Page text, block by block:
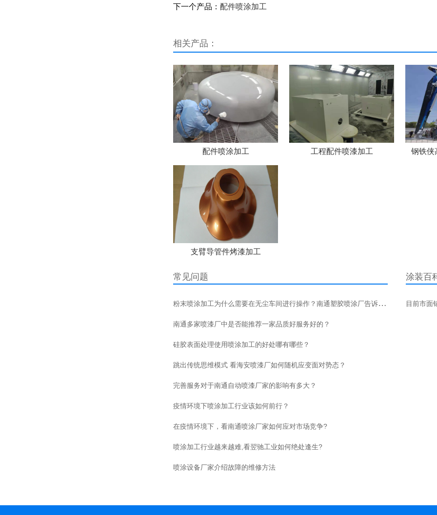
下一个产品： 配件喷涂加工
相关产品：
配件喷涂加工 工程配件喷漆加工 钢铁侠
支臂导管件烤漆加工
常见问题
粉
末喷涂加工为什么需要在无尘车间进行操作？南通塑胶喷涂厂告诉你！
南通多家喷漆厂中是否能推荐一家品质好服务好的？
硅胶表面处理使用喷涂加工的好处哪有哪些？
跳出传统思维模式 看海安喷漆厂如何随机应变面对势态？
完善服务对于南通自动喷漆厂家的影响有多大？
疫情环境下喷涂加工行业该如何前行？
在疫情环境下，看南通喷涂厂家如何应对市场竞争?
喷涂加工行业越来越难,看翌驰工业如何绝处逢生?
喷涂设备厂家介绍故障的维修方法
涂装百
目前市面